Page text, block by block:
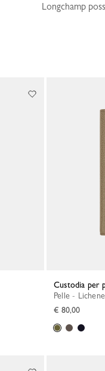
Longchamp
Custodia
Pelle - Lichene
€ 80,00